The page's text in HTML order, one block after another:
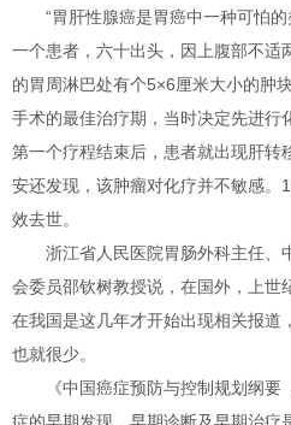
“胃肝性腺癌是胃癌中一种可怕的
一个患者，六十出头，因上腹部不适
的胃周淋巴处有个5×6厘米大小的肿
手术的最佳治疗期，当时决定先进行
第一个疗程结束后，患者就出现肝转
安还发现，该肿瘤对化疗并不敏感。
效去世。
浙江省人民医院胃肠外科主任、
会委员邵钦树教授说，在国外，上世
在我国是这几年才开始出现相关报道
也就很少。
《中国癌症预防与控制规划纲要